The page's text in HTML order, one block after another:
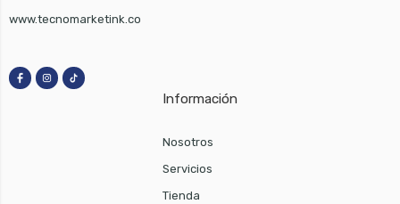
www.tecnomarketink.co
Información
Nosotros
Servicios
Tienda